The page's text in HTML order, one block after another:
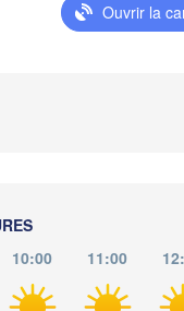
Ouvrir la
10:00 11:00
Split